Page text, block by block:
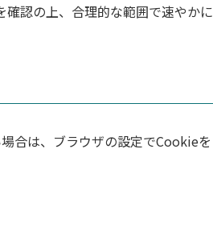
認の上、合理的な範囲で速やかに
合は、ブラウザの設定でCookieを